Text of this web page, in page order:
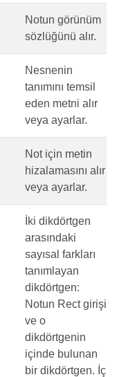
Notun görünüm
sözlüğünü alır.
Nesnenin
tanımını temsil
eden metni alır
veya ayarlar.
Not için metin
hizalamasını alır
veya ayarlar.
İki dikdörtgen
arasındaki
sayısal farkları
tanımlayan
dikdörtgen:
Notun Rect girişi
ve o
dikdörtgenin
içinde bulunan
bir dikdörtgen. İç